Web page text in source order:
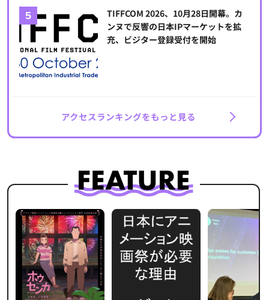
TIFFCOM 2026、10月28日開幕。カ
ンヌで反響の日本IPマーケットを拡
充、ビジター登録受付を開始
アクセスランキングをもっと見る